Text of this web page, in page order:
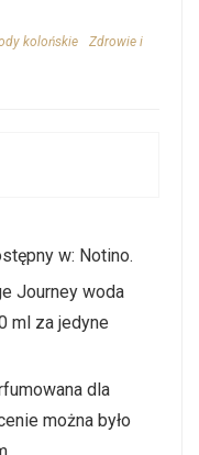
kolońskie
Zdrowie i
w: Notino.
Journey woda
ml za jedyne
dla
można było